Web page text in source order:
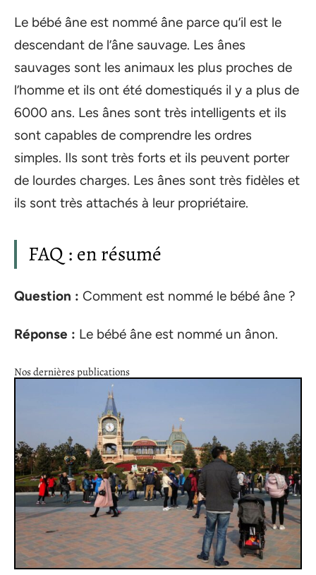
Le bébé âne est nommé âne parce qu’il est le
descendant de l’âne sauvage. Les ânes
sauvages sont les animaux les plus proches de
l’homme et ils ont été domestiqués il y a plus de
6000 ans. Les ânes sont très intelligents et ils
sont capables de comprendre les ordres
simples. Ils sont très forts et ils peuvent porter
de lourdes charges. Les ânes sont très fidèles et
ils sont très attachés à leur propriétaire.
FAQ : en résumé
Question : Comment est nommé le bébé âne ?
Réponse : Le bébé âne est nommé un ânon.
Nos dernières publications